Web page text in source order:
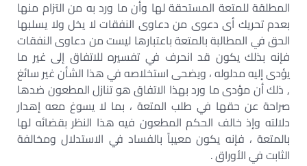
المطلقة للمتعة المستحقة لها وأن ما ورد به من التزام منها
بعدم تحريك أى دعوى من دعاوى النفقات لا يخل ولا يسلبها
الحق في المطالبة بالمتعة باعتبارها ليست من دعاوى النفقات
فإنه بذلك يكون قد انحرف في تفسيره للاتفاق إلى غير ما
يؤدى إليه مدلوله ، ويضحى استخلاصه في هذا الشأن غير سائغ
, ذلك أن مؤدى ما ورد بهذا الاتفاق هو تنازل المطعون ضدها
صراحة عن حقها في طلب المتعة ، بما لا يسوغ معه إهدار
دلالته وإذ خالف الحكم المطعون فيه هذا النظر بقضائه لها
بالمتعة ، فإنه يكون معيباً بالفساد في الاستدلال ومخالفة
الثابت في الأوراق .